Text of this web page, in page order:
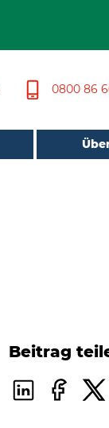
0800 86
Beitrag